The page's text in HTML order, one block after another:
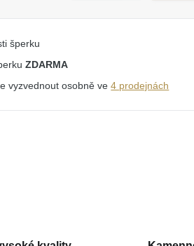
šperku
ZDARMA
vyzvednout osobně ve4 prodejnách